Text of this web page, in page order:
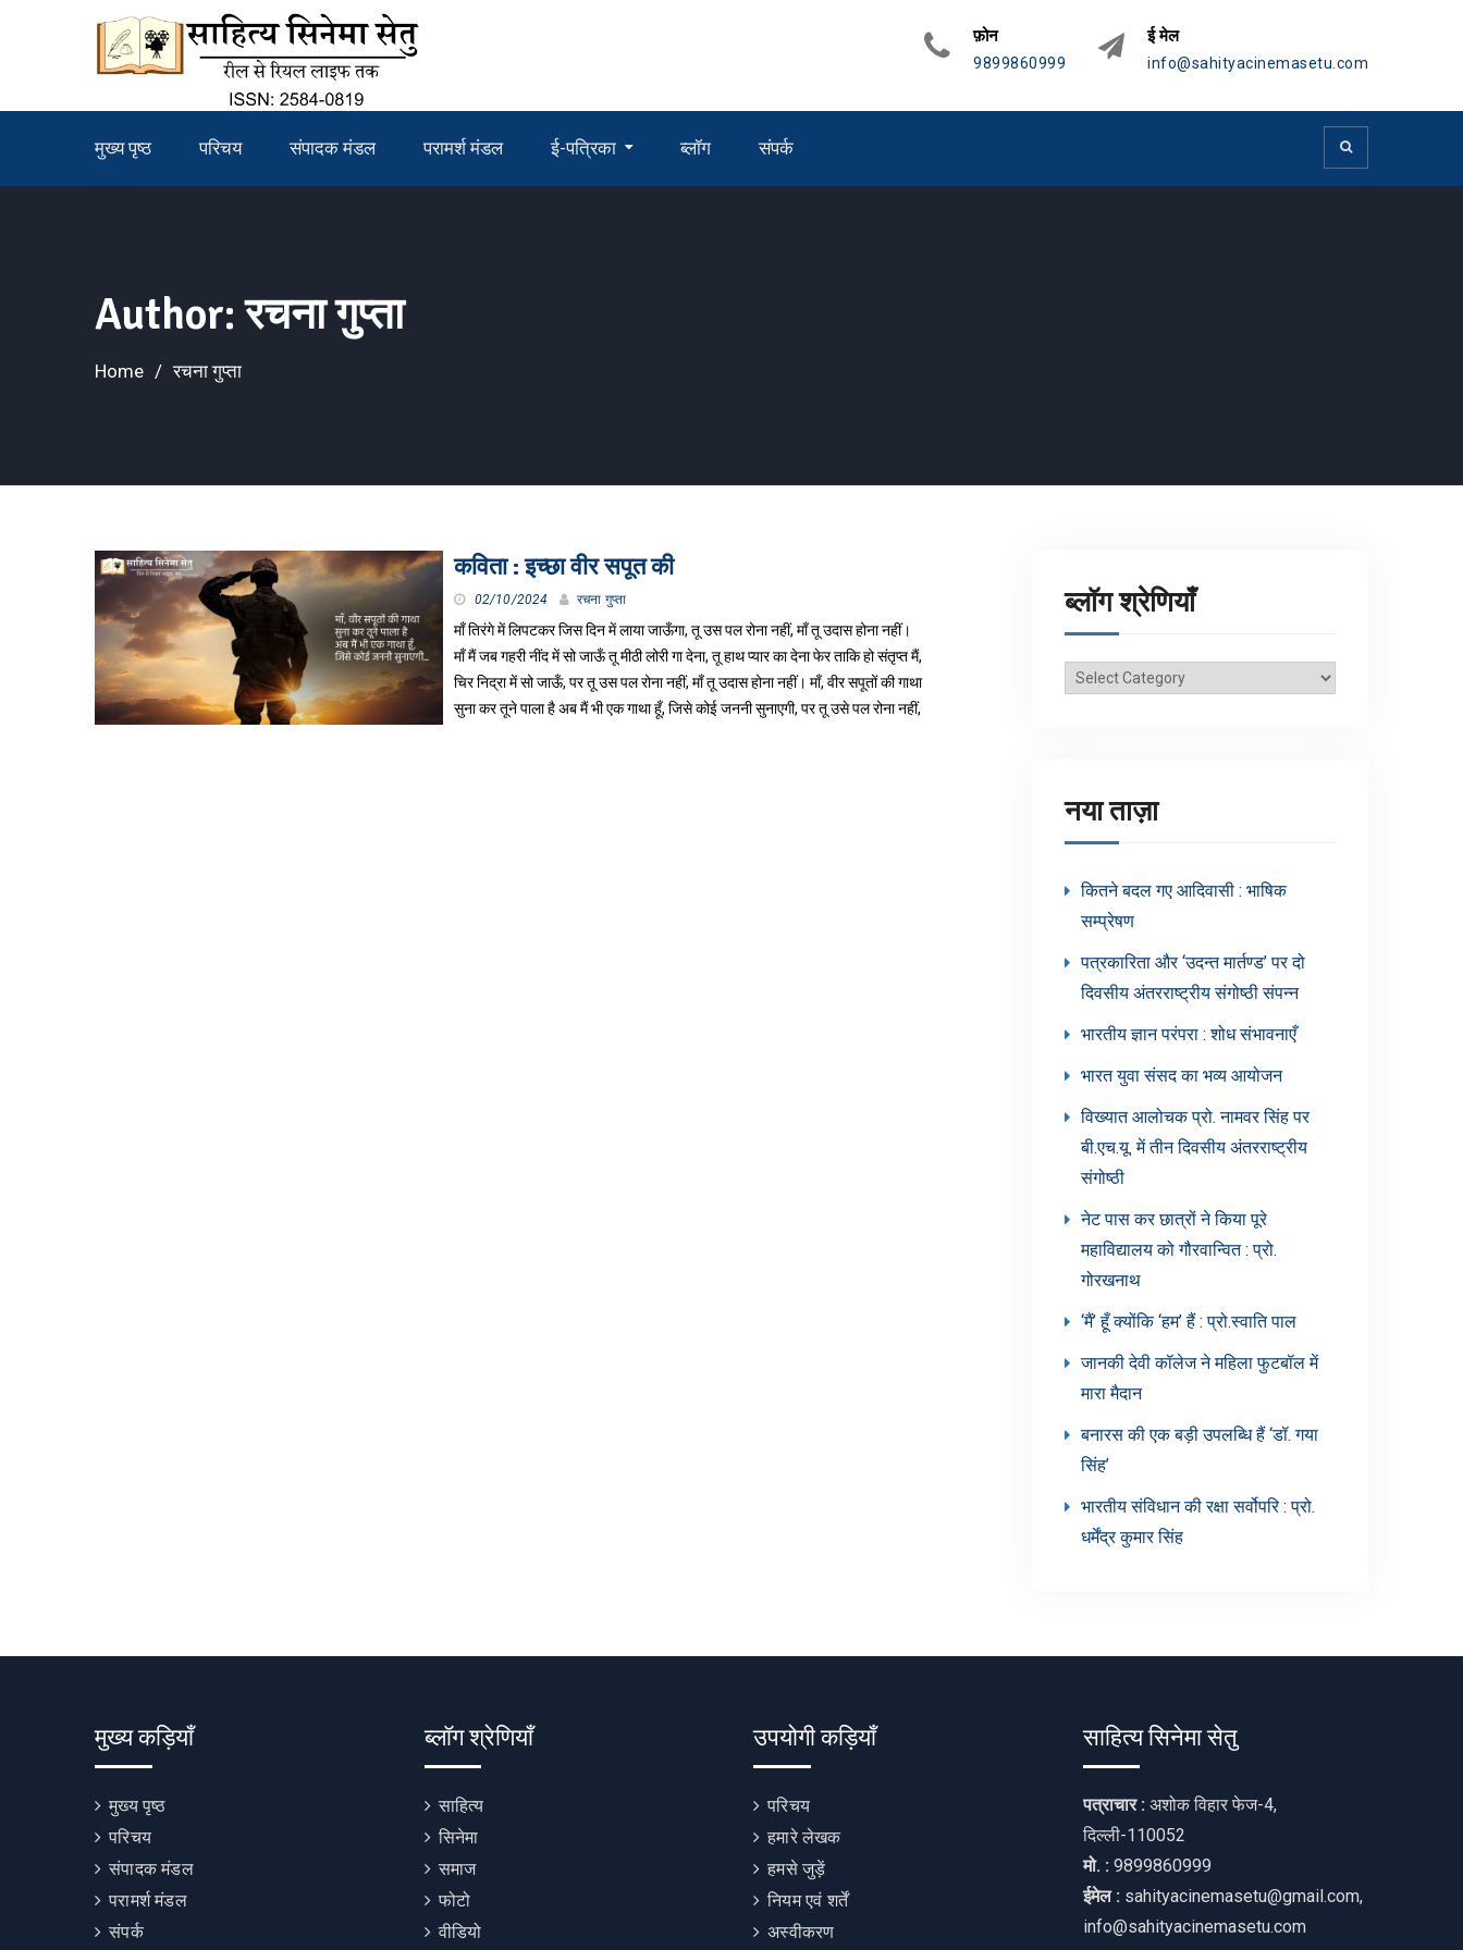
फ़ोन
9899860999
ई मेल
info@sahityacinemasetu.com
मुख्य पृष्ठ परिचय संपादक मंडल परामर्श मंडल ई-पत्रिका ब्लॉग संपर्क
Author:रचना गुप्ता
Home रचना गुप्ता
कविता : इच्छा वीर सपूत की
02/10/2024 रचना गुप्ता
माँ तिरंगे में लिपटकर जिस दिन में लाया जाऊँगा, तू उस पल रोना नहीं, माँ तू उदास होना नहीं।
माँ मैं जब गहरी नींद में सो जाऊँ तू मीठी लोरी गा देना, तू हाथ प्यार का देना फेर ताकि हो संतृप्त मैं,
चिर निद्रा में सो जाऊँ, पर तू उस पल रोना नहीं, माँ तू उदास होना नहीं। माँ, वीर सपूतों की गाथा
सुना कर तूने पाला है अब मैं भी एक गाथा हूँ, जिसे कोई जननी सुनाएगी, पर तू उसे पल रोना नहीं,
ब्लॉग श्रेणियाँ
ब्लॉग
नया ताज़ा
कितने बदल गए आदिवासी : भाषिक
सम्प्रेषण
पत्रकारिता और ‘उदन्त मार्तण्ड’ पर दो
दिवसीय अंतरराष्ट्रीय संगोष्ठी संपन्न
भारतीय ज्ञान परंपरा : शोध संभावनाएँ
भारत युवा संसद का भव्य आयोजन
विख्यात आलोचक प्रो. नामवर सिंह पर
बी.एच.यू. में तीन दिवसीय अंतरराष्ट्रीय
संगोष्ठी
नेट पास कर छात्रों ने किया पूरे
महाविद्यालय को गौरवान्वित : प्रो.
गोरखनाथ
‘मैं’ हूँ क्योंकि ‘हम’ हैं : प्रो.स्वाति पाल
जानकी देवी कॉलेज ने महिला फुटबॉल में
मारा मैदान
बनारस की एक बड़ी उपलब्धि हैं ‘डॉ. गया
सिंह’
भारतीय संविधान की रक्षा सर्वोपरि : प्रो.
धर्मेंद्र कुमार सिंह
मुख्य कड़ियाँ
मुख्य पृष्ठ
परिचय
संपादक मंडल
परामर्श मंडल
संपर्क
ब्लॉग श्रेणियाँ
साहित्य
सिनेमा
समाज
फोटो
वीडियो
उपयोगी कड़ियाँ
परिचय
हमारे लेखक
हमसे जुड़ें
नियम एवं शर्तें
अस्वीकरण
साहित्य सिनेमा सेतु
पत्राचार : अशोक विहार फेज-4,
दिल्ली-110052
मो. : 9899860999
ईमेल : sahityacinemasetu@gmail.com,
info@sahityacinemasetu.com